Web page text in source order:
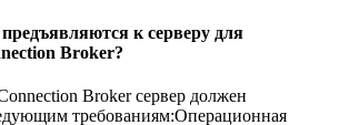
к серверу для
Broker?
Broker сервер должен
требованиям:Операционная